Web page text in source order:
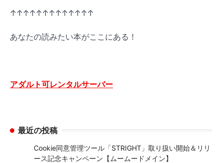
↑↑↑↑↑↑↑↑↑↑↑↑↑
あなたの読みたい本がここにある！
アダルト可レンタルサーバー
最近の投稿
Cookie同意管理ツール「STRIGHT」取り扱い開始＆リリ
ース記念キャンペーン【ムームードメイン】